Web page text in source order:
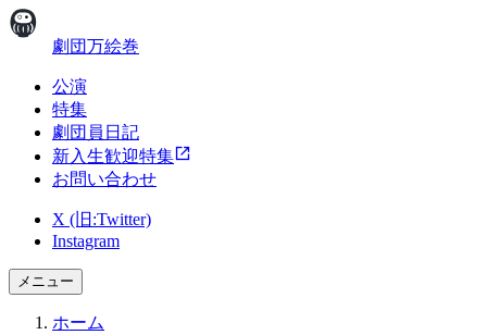
劇団万絵巻
公演
特集
劇団員日記
新入生歓迎特集
お問い合わせ
X (旧:Twitter)
Instagram
メニュー
ホーム